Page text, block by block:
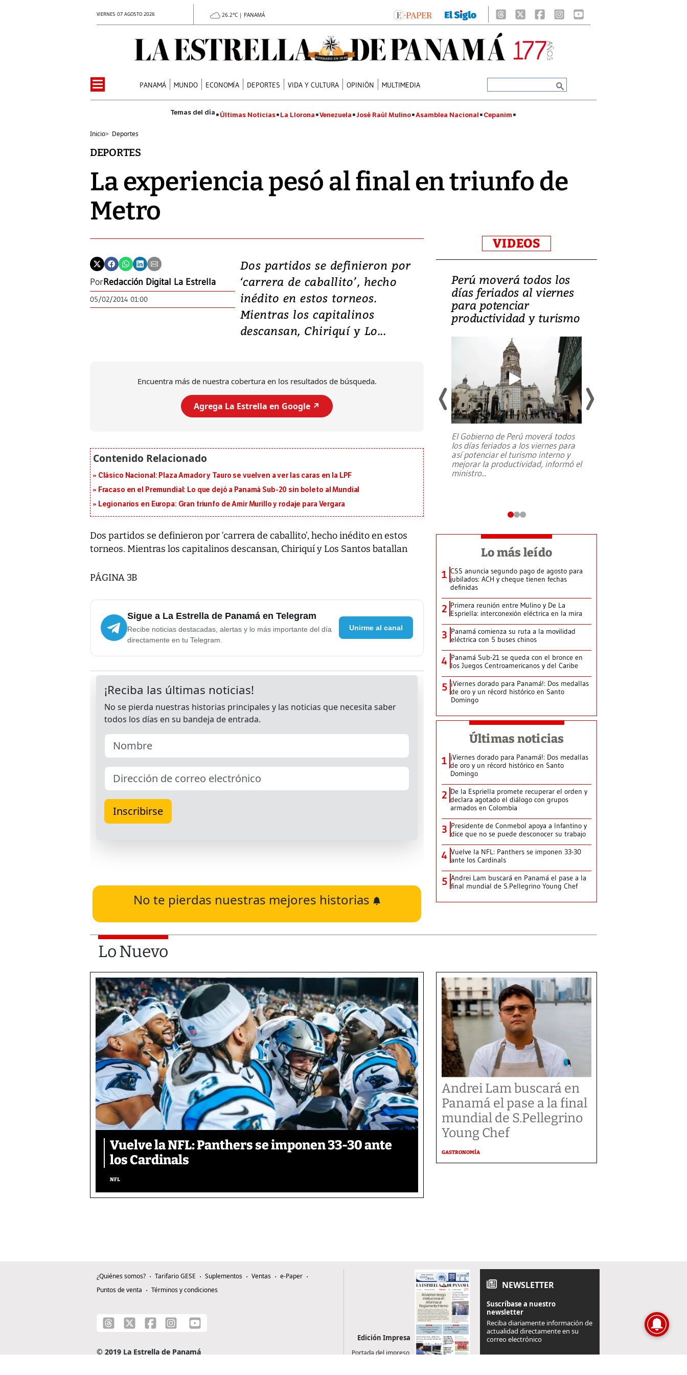
VIERNES 07 AGOSTO 2026 26.2°C | PANAMÁ
PANAMÁ MUNDO ECONOMÍA DEPORTES VIDA Y CULTURA OPINIÓN MULTIMEDIA
Últimas Noticias La Llorona Venezuela José Raúl Mulino Asamblea Nacional Cepanim
Inicio> Deportes
DEPORTES
La experiencia pesó al final en triunfo de
Metro
PorRedacción Digital La Estrella
05/02/2014 01:00
Dos partidos se definieron por
‘carrera de caballito’, hecho
inédito en estos torneos.
Mientras los capitalinos
descansan, Chiriquí y Lo...
Encuentra más de nuestra cobertura en los resultados de búsqueda.
Agrega La Estrella en Google ↗️
Clásico Nacional: Plaza Amador y Tauro se vuelven a ver las caras en la LPF
Fracaso en el Premundial: Lo que dejó a Panamá Sub-20 sin boleto al Mundial
Legionarios en Europa: Gran triunfo de Amir Murillo y rodaje para Vergara
Dos partidos se definieron por ‘carrera de caballito’, hecho inédito en estos
torneos. Mientras los capitalinos descansan, Chiriquí y Los Santos batallan
PÁGINA 3B
Sigue a La Estrella de Panamá en Telegram
Recibe noticias destacadas, alertas y lo más importante del día
directamente en tu Telegram.
Unirme al canal
No te pierdas nuestras mejores historias
VIDEOS
Video: Lula lanza su
candidatura con
promesas de inversión
en defensa, educación y
tierras raras
Entre recuerdos y escuetas
da Silva, oficializó este domingo su
candidatura...
Perú moverá todos los
días feriados al viernes
para potenciar
productividad y turismo
El Gobierno de Perú moverá todos
los días feriados a los viernes para
así potenciar el turismo interno y
mejorar la productividad, informó el
ministro...
Lo más leído
1 CSS anuncia segundo pago de agosto para
jubilados: ACH y cheque tienen fechas
definidas
2 Primera reunión entre Mulino y De La
Espriella: interconexión eléctrica en la mira
3 Panamá comienza su ruta a la movilidad
eléctrica con 5 buses chinos
4 Panamá Sub-21 se queda con el bronce en
los Juegos Centroamericanos y del Caribe
5 ¡Viernes dorado para Panamá!: Dos medallas
de oro y un récord histórico en Santo
Domingo
Últimas noticias
1 ¡Viernes dorado para Panamá!: Dos medallas
de oro y un récord histórico en Santo
Domingo
2 De la Espriella promete recuperar el orden y
declara agotado el diálogo con grupos
armados en Colombia
3 Presidente de Conmebol apoya a Infantino y
dice que no se puede desconocer su trabajo
4 Vuelve la NFL: Panthers se imponen 33-30
ante los Cardinals
5 Andrei Lam buscará en Panamá el pase a la
final mundial de S.Pellegrino Young Chef
Lo Nuevo
Vuelve la NFL: Panthers se imponen 33-30 ante
los Cardinals
NFL
Andrei Lam buscará en
Panamá el pase a la final
mundial de S.Pellegrino
Young Chef
GASTRONOMÍA
¿Quiénes somos? Tarifario GESE Suplementos Ventas
e-Paper
Puntos de venta
Términos y condiciones
© 2019 La Estrella de Panamá
Edición Impresa
Portada del impreso
NEWSLETTER
Suscríbase a nuestro
newsletter
Reciba diariamente información de
actualidad directamente en su
correo electrónico